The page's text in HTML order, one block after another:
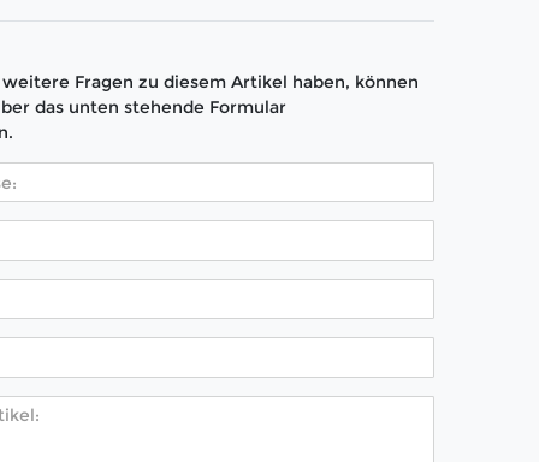
Fragen zu diesem Artikel haben, können
das unten stehende Formular